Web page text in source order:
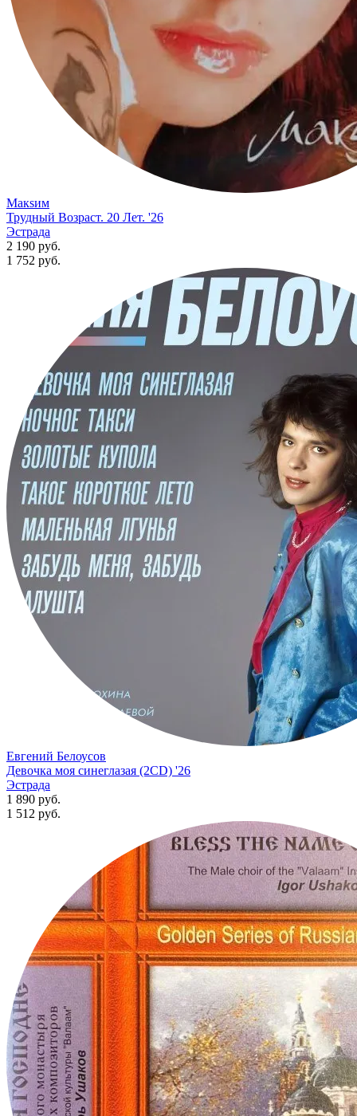
Макsим
Трудный Возраст. 20 Лет. '26
Эстрада
2 190 руб.
1 752 руб.
Евгений Белоусов
Девочка моя синеглазая (2CD) '26
Эстрада
1 890 руб.
1 512 руб.